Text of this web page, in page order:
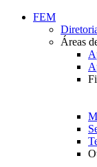
Conteúdo principal
FEM
Áreas